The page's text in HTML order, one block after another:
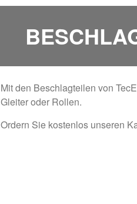
Mit den Beschlagteilen von
Gleiter oder Rollen.
Ordern Sie kostenlos unseren